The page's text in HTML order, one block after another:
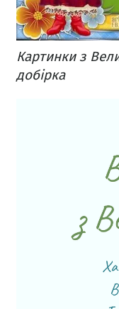
Картинки з
добірка